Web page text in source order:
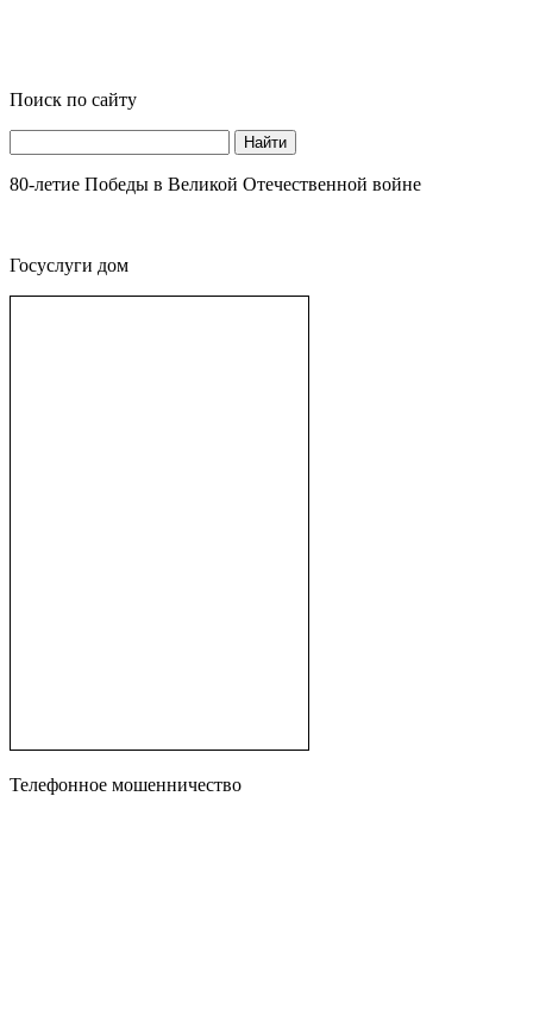
Поиск по сайту
Найти
80-летие Победы в Великой Отечественной войне
Госуслуги дом
Телефонное мошенничество